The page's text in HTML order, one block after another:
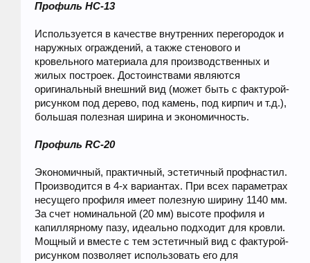
Профиль HC-13
Используется в качестве внутренних перегородок и
наружных ограждений, а также стенового и
кровельного материала для производственных и
жилых построек. Достоинствами являются
оригинальный внешний вид (может быть с фактурой-
рисунком под дерево, под камень, под кирпич и т.д.),
большая полезная ширина и экономичность.
Профиль RC-20
Экономичный, практичный, эстетичный профнастил.
Производится в 4-х вариантах. При всех параметрах
несущего профиля имеет полезную ширину 1140 мм.
За счет номинальной (20 мм) высоте профиля и
капиллярному пазу, идеально подходит для кровли.
Мощный и вместе с тем эстетичный вид с фактурой-
рисунком позволяет использовать его для